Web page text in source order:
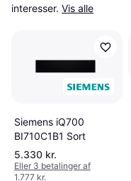
interesser. Vis alle
Siemens iQ700
BI710C1B1 Sort
5.330 kr.
Eller 3 betalinger af
1.777 kr.